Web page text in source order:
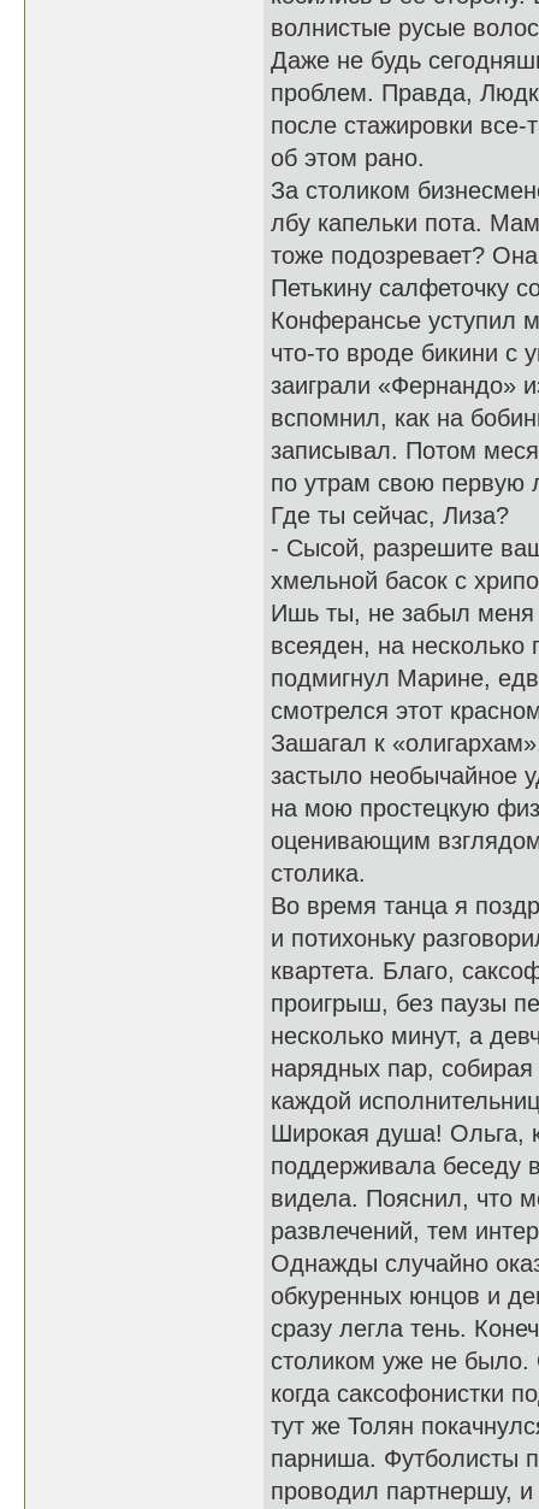
волнистые русые
Даже не будь
проблем. Правда,
после стажировки
об этом рано.
За столиком
лбу капельки пота.
тоже подозревает?
Петькину салфеточку
Конферансье уступил
что-то вроде бикини с
заиграли «Фернандо»
вспомнил, как на
записывал. Потом
по утрам свою первую
Где ты сейчас, Лиза?
- Сысой, разрешите
хмельной басок с
Ишь ты, не забыл меня
всеяден, на несколько
подмигнул Марине,
смотрелся этот
Зашагал к
застыло необычайное
на мою простецкую
оценивающим
столика.
Во время танца я
и потихоньку
квартета. Благо,
проигрыш, без паузы
несколько минут, а
нарядных пар,
каждой
Широкая душа! Ольга,
поддерживала беседу
видела. Пояснил, что
развлечений, тем
Однажды случайно
обкуренных юнцов и
сразу легла тень.
столиком уже не было.
когда саксофонистки
тут же Толян
парниша. Футболисты
проводил партнершу,